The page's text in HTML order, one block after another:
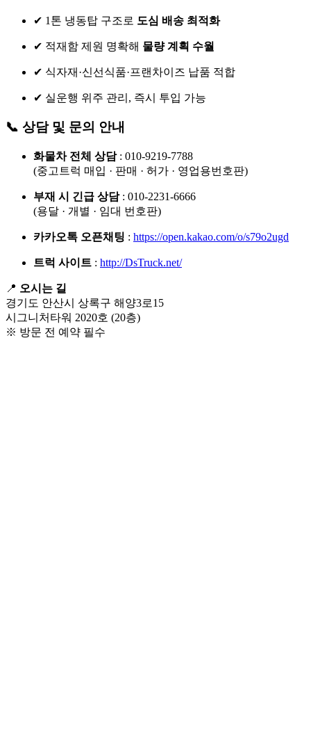
✔ 1톤 냉동탑 구조로 도심 배송 최적화
✔ 적재함 제원 명확해 물량 계획 수월
✔ 식자재·신선식품·프랜차이즈 납품 적합
✔ 실운행 위주 관리, 즉시 투입 가능
📞 상담 및 문의 안내
화물차 전체 상담: 010-9219-7788
(중고트럭 매입 · 판매 · 허가 · 영업용번호판)
부재 시 긴급 상담: 010-2231-6666
(용달 · 개별 · 임대 번호판)
카카오톡 오픈채팅 : https://open.kakao.com/o/s79o2ugd
트럭 사이트 : http://DsTruck.net/
📍 오시는 길
경기도 안산시 상록구 해양3로15
시그니처타워 2020호 (20층)
※ 방문 전 예약 필수